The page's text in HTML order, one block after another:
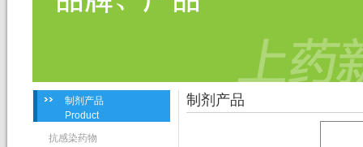
制剂产品
Product
抗感染药物
制剂产品